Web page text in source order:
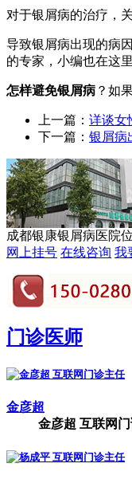
对于银屑病的治疗，
导致银屑病出现的病
的专家，小编也在这
怎样避免银屑病 ？如
上一篇： 详谈女
下一篇： 银屑病
成都银康银屑病医院
网上挂号 在线咨询 我
门诊医师
金彦超
金彦超 互联网